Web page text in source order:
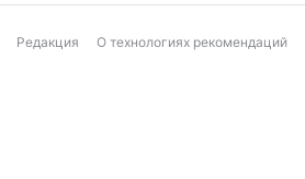
Редакция О технологиях рекомендаций